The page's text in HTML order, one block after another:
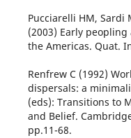
Pucciarelli HM, Sardi
(2003) Early
the Americas. Quat.
Renfrew C (1992)
dispersals: a
(eds): Transitions to
and Belief.
pp.11-68.